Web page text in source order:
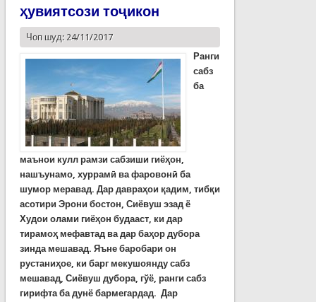
ҳувиятсози тоҷикон
Чоп шуд: 24/11/2017
Ранги
сабз
ба
маънои кулл рамзи сабзиши гиёҳон,
нашъунамо, хуррамӣ ва фаровонӣ ба
шумор меравад. Дар давраҳои қадим, тибқи
асотири Эрони бостон, Сиёвуш эзад ё
Худои олами гиёҳон будааст, ки дар
тирамоҳ мефавтад ва дар баҳор дубора
зинда мешавад. Яъне баробари он
рустаниҳое, ки барг мекушоянду сабз
мешавад, Сиёвуш дубора, гўё, ранги сабз
гирифта ба дунё бармегардад. Дар